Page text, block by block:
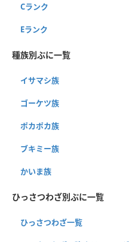
Cランク
Eランク
種族別ぷに一覧
イサマシ族
ゴーケツ族
ポカポカ族
ブキミー族
かいま族
ひっさつわざ別ぷに一覧
ひっさつわざ一覧